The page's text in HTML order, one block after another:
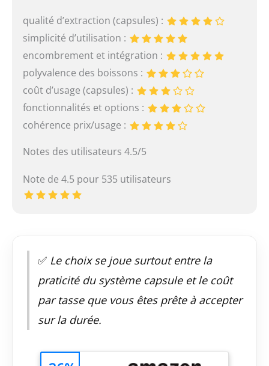
qualité d’extraction (capsules) :
simplicité d’utilisation :
encombrement et intégration :
polyvalence des boissons :
coût d’usage (capsules) :
fonctionnalités et options :
cohérence prix/usage :
Notes des utilisateurs 4.5/5
Note de 4.5 pour 535 utilisateurs
✅ Le choix se joue surtout entre la
praticité du système capsule et le coût
par tasse que vous êtes prête à accepter
sur la durée.